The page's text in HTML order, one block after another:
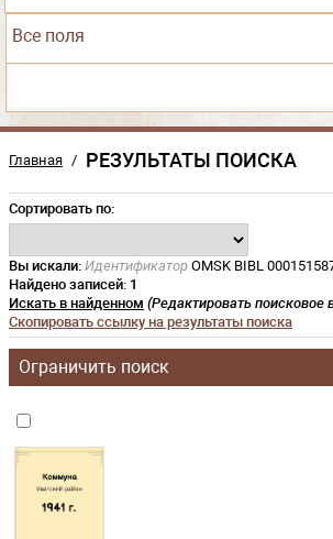
Все поля
Главная / РЕЗУЛЬТАТЫ ПОИСКА
Сортировать по:
Вы искали: Идентификатор OMSK BIBL
Найдено записей: 1
Искать в найденном (Редактировать поисковое
Скопировать ссылку на результаты поиска
Ограничить поиск